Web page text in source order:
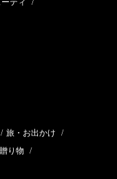
/
/ 旅・お出かけ /
贈り物 /